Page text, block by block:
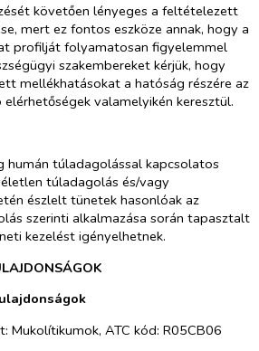
követően lényeges a feltételezett
mert ez fontos eszköze annak, hogy a
profilját folyamatosan figyelemmel
szakembereket kérjük, hogy
mellékhatásokat a hatóság részére az
valamelyikén keresztül.
humán túladagolással kapcsolatos
túladagolás és/vagy
észlelt tünetek hasonlóak az
szerinti alkalmazása során tapasztalt
kezelést igényelhetnek.
Mukolítikumok, ATC kód: R05CB06